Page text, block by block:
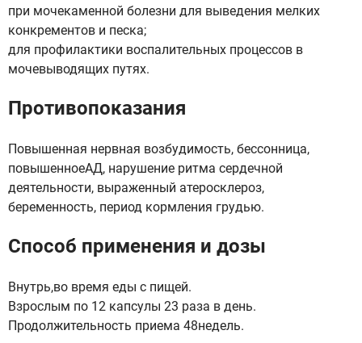
при мочекаменной болезни для выведения мелких
конкрементов и песка;
для профилактики воспалительных процессов в
мочевыводящих путях.
Противопоказания
Повышенная нервная возбудимость, бессонница,
повышенноеАД, нарушение ритма сердечной
деятельности, выраженный атеросклероз,
беременность, период кормления грудью.
Способ применения и дозы
Внутрь,во время еды с пищей.
Взрослым по 12 капсулы 23 раза в день.
Продолжительность приема 48недель.